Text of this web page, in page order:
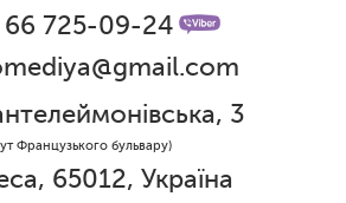
66 725-09-24
3
Французького бульвару)
65012, Україна